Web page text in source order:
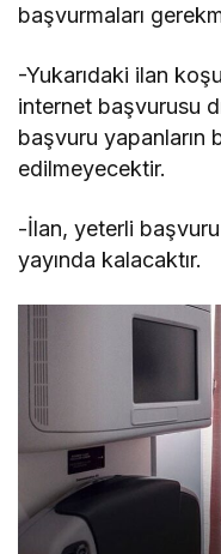
başvurmaları
-Yukarıdaki ilan
internet başvurusu
başvuru yapanların
edilmeyecektir.
-İlan, yeterli başvuru
yayında kalacaktır.